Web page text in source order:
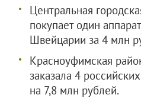
Центральная
покупает один
Швейцарии за 4 млн
Красноуфимская
заказала 4
на 7,8 млн рублей.